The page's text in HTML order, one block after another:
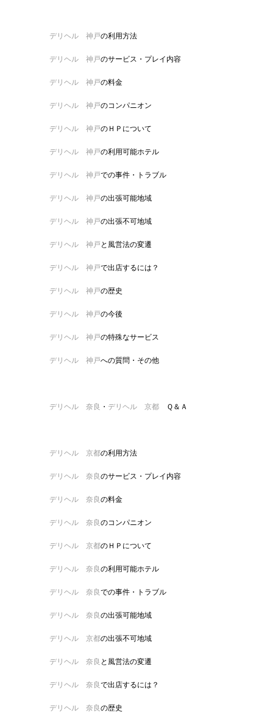
デリヘル 神戸の利用方法
デリヘル 神戸のサービス・プレイ内容
デリヘル 神戸の料金
デリヘル 神戸のコンパニオン
デリヘル 神戸のＨＰについて
デリヘル 神戸の利用可能ホテル
デリヘル 神戸での事件・トラブル
デリヘル 神戸の出張可能地域
デリヘル 神戸の出張不可地域
デリヘル 神戸 と風営法の変遷
デリヘル 神戸で出店するには？
デリヘル 神戸の歴史
デリヘル 神戸の今後
デリヘル 神戸の特殊なサービス
デリヘル 神戸への質問・その他
デリヘル 奈良 ・ デリヘル 京都Ｑ＆Ａ
デリヘル 京都の利用方法
デリヘル 奈良のサービス・プレイ内容
デリヘル 奈良の料金
デリヘル 奈良のコンパニオン
デリヘル 京都のＨＰについて
デリヘル 奈良の利用可能ホテル
デリヘル 奈良での事件・トラブル
デリヘル 奈良の出張可能地域
デリヘル 京都の出張不可地域
デリヘル 奈良 と風営法の変遷
デリヘル 奈良で出店するには？
デリヘル 奈良の歴史